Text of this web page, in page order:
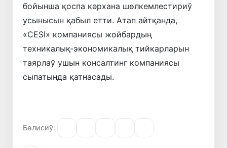
бойынша қоспа кәрхана шөлкемлестириў
усынысын қабыл етти. Атап айтқанда,
«CESI» компаниясы жойбардың
техникалық-экономикалық тийкарларын
таярлаў ушын консалтинг компаниясы
сыпатында қатнасады.
Бөлисиў: